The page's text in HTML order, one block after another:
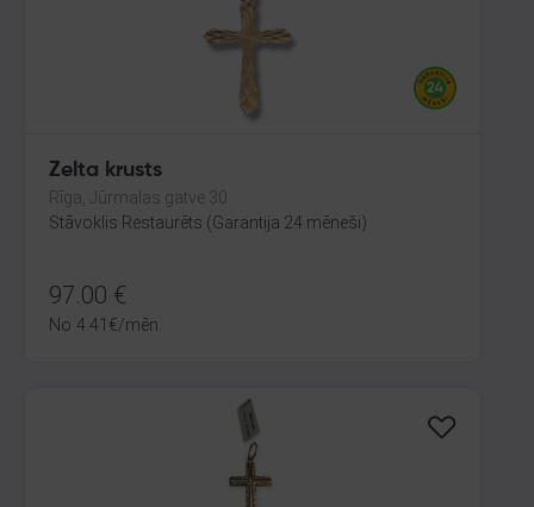
Zelta krusts
Rīga, Jūrmalas gatve 30
Stāvoklis Restaurēts (Garantija 24 mēneši)
97.00 €
No 4.41 €/mēn.